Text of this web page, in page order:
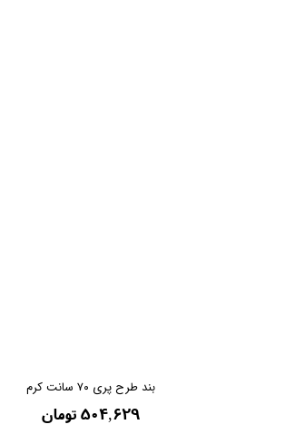
بند طرح پری ۷۰ سانت کرم
۵۰۴,۶۲۹ تومان